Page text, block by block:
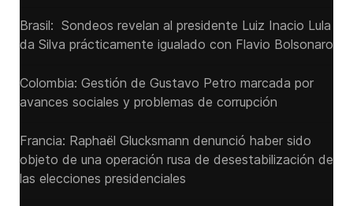
Brasil: Sondeos revelan al presidente Luiz Inacio Lula
da Silva prácticamente igualado con Flavio Bolsonaro
Colombia: Gestión de Gustavo Petro marcada por
avances sociales y problemas de corrupción
Francia: Raphaël Glucksmann denunció haber sido
objeto de una operación rusa de desestabilización de
las elecciones presidenciales